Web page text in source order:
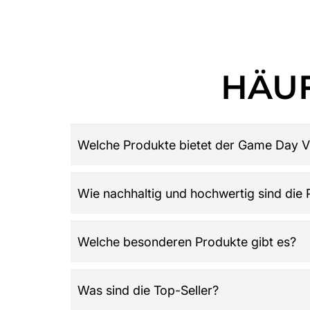
Welche Produkte bietet der Game Day
Damen, Herren und Kinder, Retro-Trikots,
Wie nachhaltig und hochwertig sind die
wird und die Werte der Community
Welche besonderen Produkte gibt es?
Wissen testen möchten. Dazu kommen
Was sind die Top-Seller?